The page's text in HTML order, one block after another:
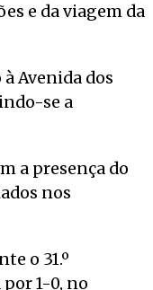
e da viagem da
Avenida dos
se a
a presença do
nos
o 31.º
1-0, no